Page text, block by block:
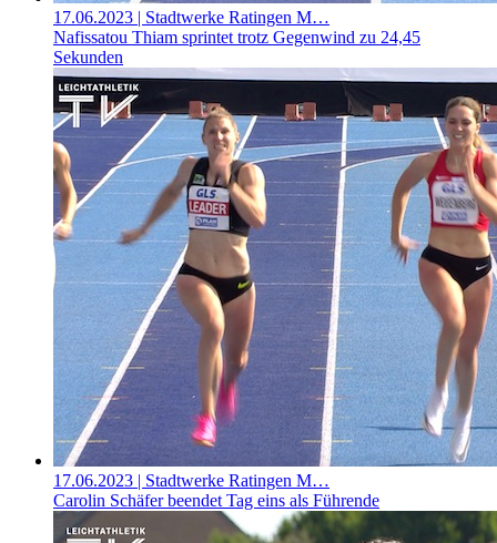
17.06.2023 | Stadtwerke Ratingen M…
Nafissatou Thiam sprintet trotz Gegenwind zu 24,45
Sekunden
17.06.2023 | Stadtwerke Ratingen M…
Carolin Schäfer beendet Tag eins als Führende